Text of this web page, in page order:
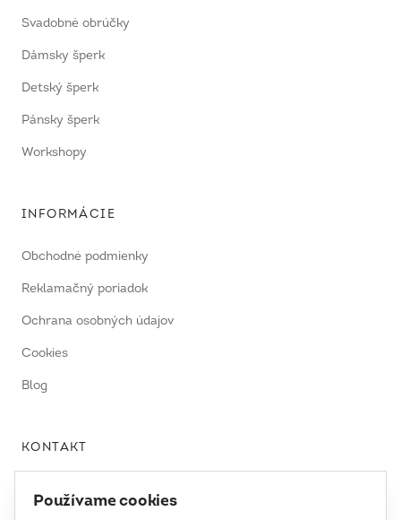
Svadobné obrúčky
Dámsky šperk
Detský šperk
Pánsky šperk
Workshopy
INFORMÁCIE
Obchodné podmienky
Reklamačný poriadok
Ochrana osobných údajov
Cookies
Blog
KONTAKT
Používame cookies